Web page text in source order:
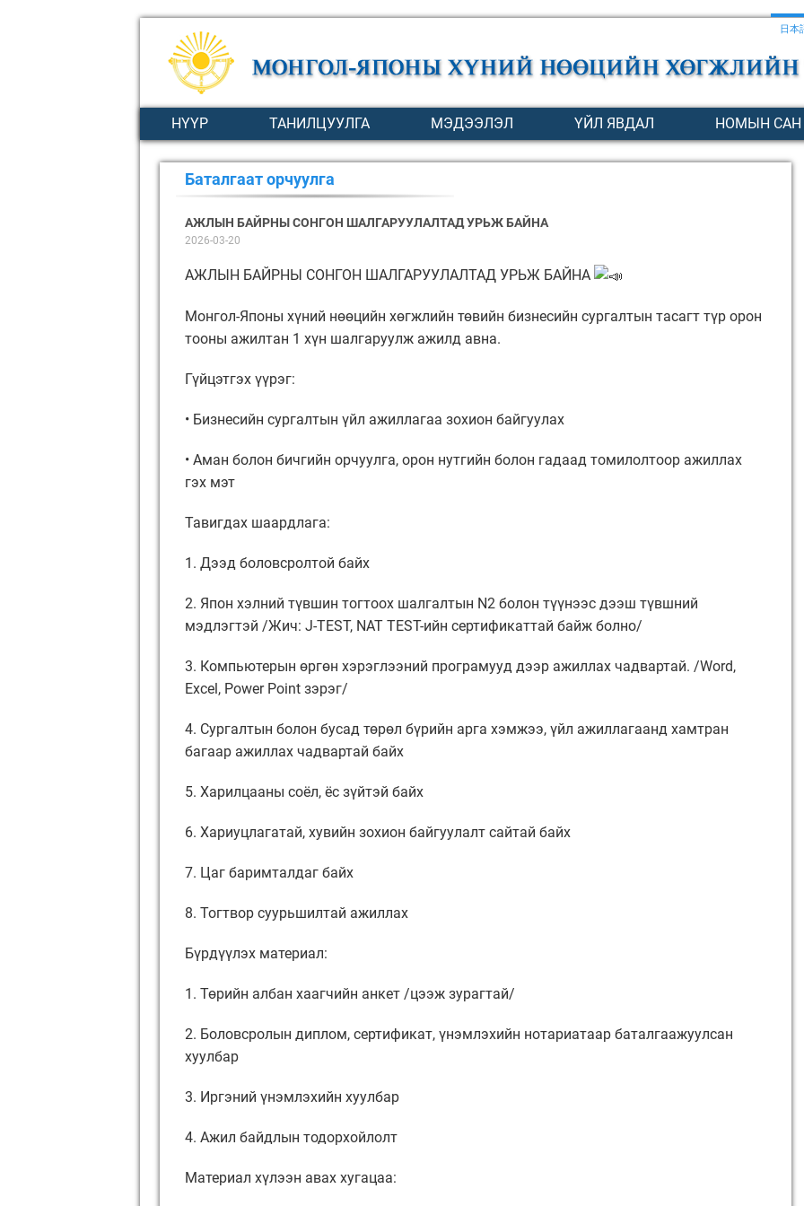
日本
НҮҮР ТАНИЛЦУУЛГА МЭДЭЭЛЭЛ ҮЙЛ ЯВДАЛ НОМЫН САН
Баталгаат орчуулга
АЖЛЫН БАЙРНЫ СОНГОН ШАЛГАРУУЛАЛТАД УРЬЖ БАЙНА
2026-03-20
АЖЛЫН БАЙРНЫ СОНГОН ШАЛГАРУУЛАЛТАД УРЬЖ БАЙНА
Монгол-Японы хүний нөөцийн хөгжлийн төвийн бизнесийн сургалтын тасагт түр орон
тооны ажилтан 1 хүн шалгаруулж ажилд авна.
Гүйцэтгэх үүрэг:
• Бизнесийн сургалтын үйл ажиллагаа зохион байгуулах
• Аман болон бичгийн орчуулга, орон нутгийн болон гадаад томилолтоор ажиллах
гэх мэт
Тавигдах шаардлага:
1. Дээд боловсролтой байх
2. Япон хэлний түвшин тогтоох шалгалтын N2 болон түүнээс дээш түвшний
мэдлэгтэй /Жич: J-TEST, NAT TEST-ийн сертификаттай байж болно/
3. Компьютерын өргөн хэрэглээний програмууд дээр ажиллах чадвартай. /Word,
Excel, Power Point зэрэг/
4. Сургалтын болон бусад төрөл бүрийн арга хэмжээ, үйл ажиллагаанд хамтран
багаар ажиллах чадвартай байх
5. Харилцааны соёл, ёс зүйтэй байх
6. Хариуцлагатай, хувийн зохион байгуулалт сайтай байх
7. Цаг баримталдаг байх
8. Тогтвор суурьшилтай ажиллах
Бүрдүүлэх материал:
1. Төрийн албан хаагчийн анкет /цээж зурагтай/
2. Боловсролын диплом, сертификат, үнэмлэхийн нотариатаар баталгаажуулсан
хуулбар
3. Иргэний үнэмлэхийн хуулбар
4. Ажил байдлын тодорхойлолт
Материал хүлээн авах хугацаа: